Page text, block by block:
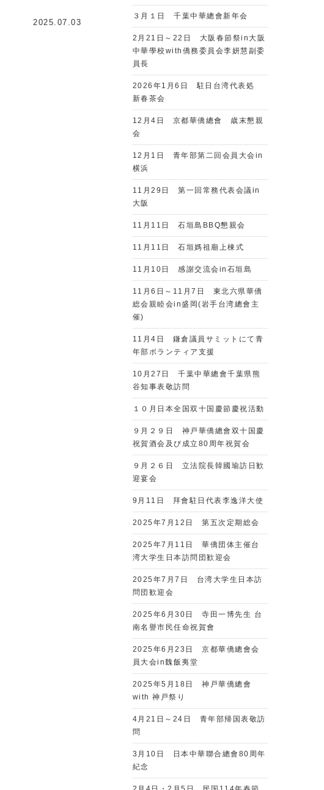
2025.07.03
３月１日 千葉中華總會新年会
2月21日～22日 大阪春節祭in大阪
中華學校with僑務委員会李妍慧副委
員長
2026年1月6日 駐日台湾代表処
新春茶会
12月4日 京都華僑總會 歳末懇親
会
12月1日 青年部第二回会員大会in
横浜
11月29日 第一回常務代表会議in
大阪
11月11日 石垣島BBQ懇親会
11月11日 石垣媽祖廟上棟式
11月10日 感謝交流会in石垣島
11月6日～11月7日 東北六県華僑
総会親睦会in盛岡(岩手台湾總會主
催)
11月4日 鎌倉議員サミットにて青
年部ボランティア支援
10月27日 千葉中華總會千葉県熊
谷知事表敬訪問
１０月日本全国双十国慶節慶祝活動
９月２９日 神戸華僑總會双十国慶
祝賀酒会及び成立80周年祝賀会
９月２６日 立法院長韓國瑜訪日歓
迎宴会
9月11日 拜會駐日代表李逸洋大使
2025年7月12日 第五次定期総会
2025年7月11日 華僑団体主催台
湾大学生日本訪問団歓迎会
2025年7月7日 台湾大学生日本訪
問団歓迎会
2025年6月30日 寺田一博先生 台
南名譽市民任命祝賀會
2025年6月23日 京都華僑總會会
員大会in魏飯夷堂
2025年5月18日 神戸華僑總會
with 神戸祭り
4月21日～24日 青年部帰国表敬訪
問
3月10日 日本中華聯合總會80周年
紀念